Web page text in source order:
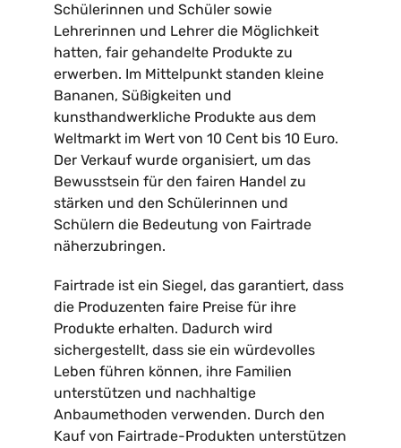
Kontakt
Schülerinnen und Schüler sowie
Lehrerinnen und Lehrer die Möglichkeit
hatten, fair gehandelte Produkte zu
erwerben. Im Mittelpunkt standen kleine
Bananen, Süßigkeiten und
kunsthandwerkliche Produkte aus dem
Weltmarkt im Wert von 10 Cent bis 10 Euro.
Der Verkauf wurde organisiert, um das
Bewusstsein für den fairen Handel zu
stärken und den Schülerinnen und
Schülern die Bedeutung von Fairtrade
näherzubringen.
Fairtrade ist ein Siegel, das garantiert, dass
die Produzenten faire Preise für ihre
Produkte erhalten. Dadurch wird
sichergestellt, dass sie ein würdevolles
Leben führen können, ihre Familien
unterstützen und nachhaltige
Anbaumethoden verwenden. Durch den
Kauf von Fairtrade-Produkten unterstützen